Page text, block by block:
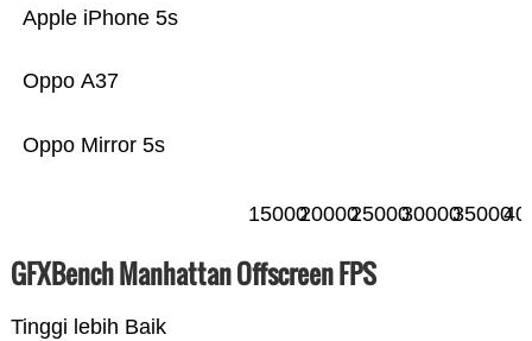
Oppo Mirror 5s
Oppo A37
Apple iPhone 5s
1500020000250003000035000
GFXBench Manhattan Offscreen FPS
Tinggi lebih Baik